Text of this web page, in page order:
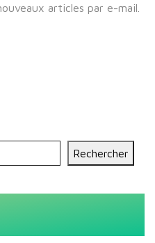
articles par e-mail.
Rechercher